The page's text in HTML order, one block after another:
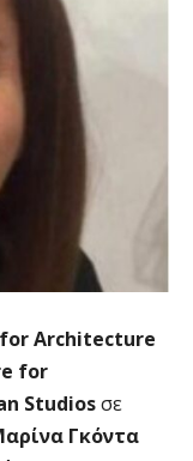
Architecture
for
Studiosσε
Γκόντα